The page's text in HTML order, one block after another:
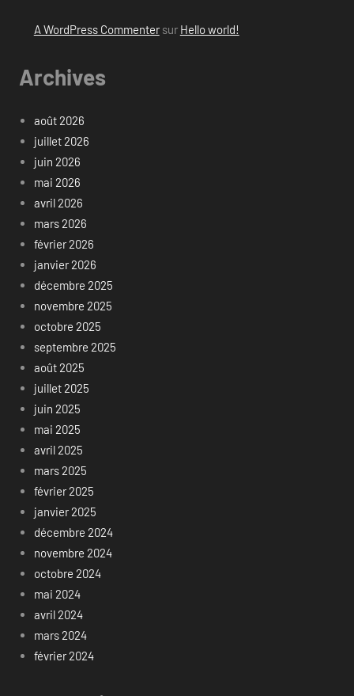
A WordPress Commentersur Hello world!
Archives
août 2026
juillet 2026
juin 2026
mai 2026
avril 2026
mars 2026
février 2026
janvier 2026
décembre 2025
novembre 2025
octobre 2025
septembre 2025
août 2025
juillet 2025
juin 2025
mai 2025
avril 2025
mars 2025
février 2025
janvier 2025
décembre 2024
novembre 2024
octobre 2024
mai 2024
avril 2024
mars 2024
février 2024